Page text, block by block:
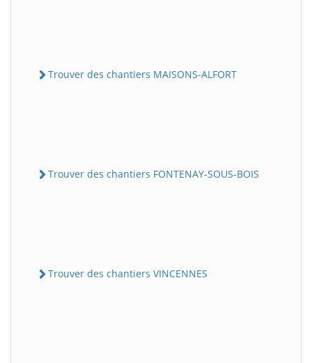
Trouver des chantiers MAISONS-ALFORT
Trouver des chantiers FONTENAY-SOUS-BOIS
Trouver des chantiers VINCENNES